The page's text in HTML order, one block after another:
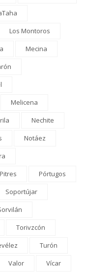
Los Montoros
Mecina
Melicena
Nechite
Notáez
Pitres
Pórtugos
Soportújar
Torivzcón
Turón
Valor
Vícar